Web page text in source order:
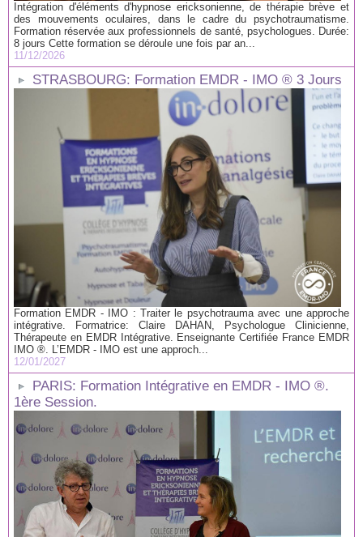
Intégration d'éléments d'hypnose ericksonienne, de thérapie brève et
des mouvements oculaires, dans le cadre du psychotraumatisme.
Formation réservée aux professionnels de santé, psychologues. Durée:
8 jours Cette formation se déroule une fois par an...
11/12/2026
STRASBOURG: Formation EMDR - IMO ® 3 Jours
Formation EMDR - IMO : Traiter le psychotrauma avec une approche
intégrative. Formatrice: Claire DAHAN, Psychologue Clinicienne,
Thérapeute en EMDR Intégrative. Enseignante Certifiée France EMDR
IMO ®. L’EMDR - IMO est une approch...
12/01/2027
PARIS: Formation Intégrative en EMDR - IMO ®.
1ère Session.